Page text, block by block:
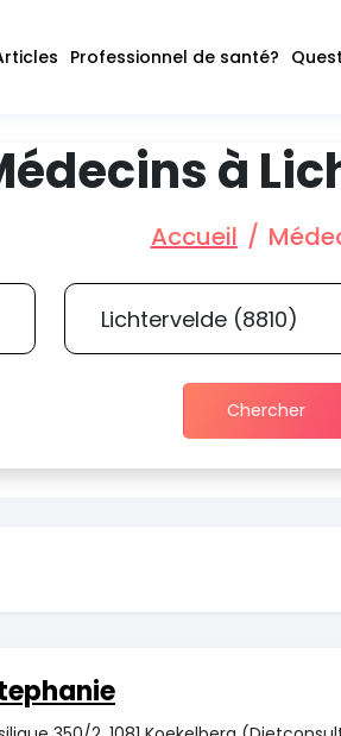
Professionnel de santé?
à
Accueil
Chercher